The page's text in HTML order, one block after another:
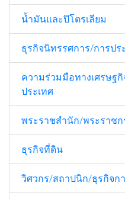
น้ำมันและปิโตรเลียม
ธุรกิจนิทรรศการ/การปร
ความร่วมมือทางเศรษฐ
ประเทศ
พระราชสำนัก/พระราช
ธุรกิจที่ดิน
วิศวกร/สถาปนิก/ธุรกิจก